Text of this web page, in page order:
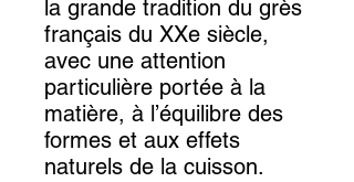
la grande tradition du grès
français du XXe siècle,
avec une attention
particulière portée à la
matière, à l’équilibre des
formes et aux effets
naturels de la cuisson.